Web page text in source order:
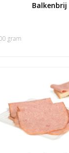
Balkenbrij
gram